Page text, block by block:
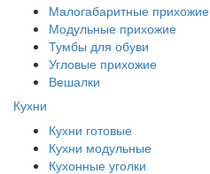
Малогабаритные прихожие
Модульные прихожие
Тумбы для обуви
Угловые прихожие
Вешалки
Кухни
Кухни готовые
Кухни модульные
Кухонные уголки